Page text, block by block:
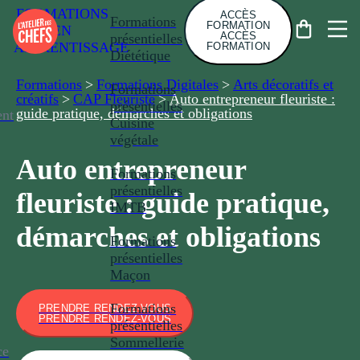
FORMATIONS
EN
APPRENTISSAGE
Formations
présentielles
Diététique
Formations
présentielles
Cuisine
végétale
Formations
présentielles
IMTB
Formations
présentielles
Maçon
Formations
présentielles
Sommellerie
ACCÈS
FORMATION
ACCÈS
FORMATION
Formations > Formations Digitales > Arts décoratifs et
créatifs > CAP Fleuriste > Auto entrepreneur fleuriste :
guide pratique, démarches et obligations
Auto entrepreneur
fleuriste : guide pratique,
démarches et obligations
PRENDRE RENDEZ-VOUS
PRENDRE RENDEZ-VOUS